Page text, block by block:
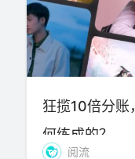
狂揽10倍分账
何练成的？
阅流